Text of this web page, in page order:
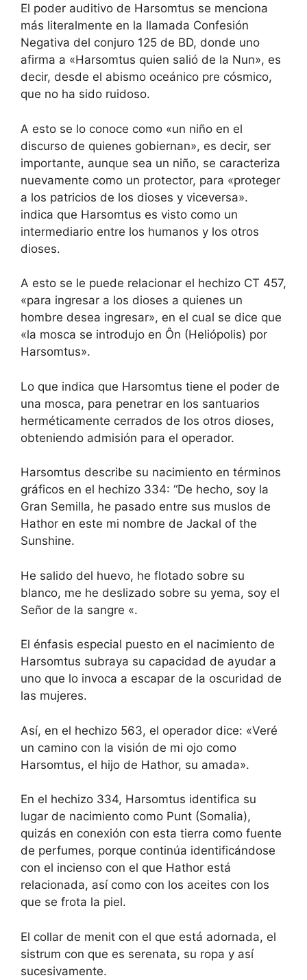
El poder auditivo de Harsomtus se menciona
más literalmente en la llamada Confesión
Negativa del conjuro 125 de BD, donde uno
afirma a «Harsomtus quien salió de la Nun», es
decir, desde el abismo oceánico pre cósmico,
que no ha sido ruidoso.
A esto se lo conoce como «un niño en el
discurso de quienes gobiernan», es decir, ser
importante, aunque sea un niño, se caracteriza
nuevamente como un protector, para «proteger
a los patricios de los dioses y viceversa».
indica que Harsomtus es visto como un
intermediario entre los humanos y los otros
dioses.
A esto se le puede relacionar el hechizo CT 457,
«para ingresar a los dioses a quienes un
hombre desea ingresar», en el cual se dice que
«la mosca se introdujo en Ôn (Heliópolis) por
Harsomtus».
Lo que indica que Harsomtus tiene el poder de
una mosca, para penetrar en los santuarios
herméticamente cerrados de los otros dioses,
obteniendo admisión para el operador.
Harsomtus describe su nacimiento en términos
gráficos en el hechizo 334: “De hecho, soy la
Gran Semilla, he pasado entre sus muslos de
Hathor en este mi nombre de Jackal of the
Sunshine.
He salido del huevo, he flotado sobre su
blanco, me he deslizado sobre su yema, soy el
Señor de la sangre «.
El énfasis especial puesto en el nacimiento de
Harsomtus subraya su capacidad de ayudar a
uno que lo invoca a escapar de la oscuridad de
las mujeres.
Así, en el hechizo 563, el operador dice: «Veré
un camino con la visión de mi ojo como
Harsomtus, el hijo de Hathor, su amada».
En el hechizo 334, Harsomtus identifica su
lugar de nacimiento como Punt (Somalia),
quizás en conexión con esta tierra como fuente
de perfumes, porque continúa identificándose
con el incienso con el que Hathor está
relacionada, así como con los aceites con los
que se frota la piel.
El collar de menit con el que está adornada, el
sistrum con que es serenata, su ropa y así
sucesivamente.